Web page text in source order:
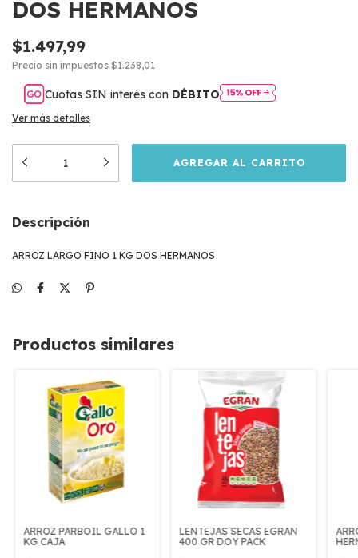
DOS HERMANOS
$1.497,99
Precio sin impuestos $1.238,01
Cuotas SIN interés con DÉBITO
Ver más detalles
Descripción
ARROZ LARGO FINO 1 KG DOS HERMANOS
Productos similares
ARROZ PARBOIL GALLO 1
KG CAJA
LENTEJAS SECAS EGRAN
400 GR DOY PACK